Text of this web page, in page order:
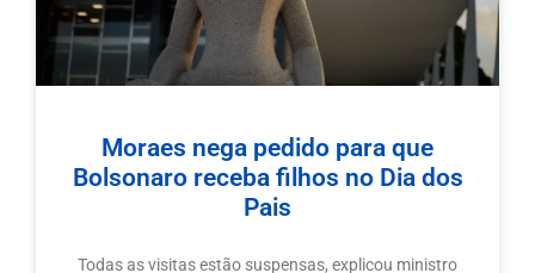
Moraes nega pedido para que
Bolsonaro receba filhos no Dia dos
Pais
Todas as visitas estão suspensas, explicou ministro